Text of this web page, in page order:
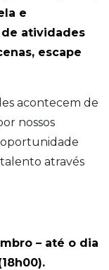
e
atividades
escape
acontecem de
nossos
através
– até o dia